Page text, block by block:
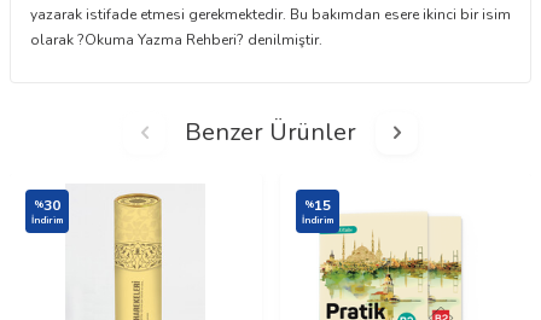
yazarak istifade etmesi gerekmektedir. Bu bakımdan esere ikinci bir isim
olarak ?Okuma Yazma Rehberi? denilmiştir.
Benzer Ürünler
%30
İndirim
%15
İndirim